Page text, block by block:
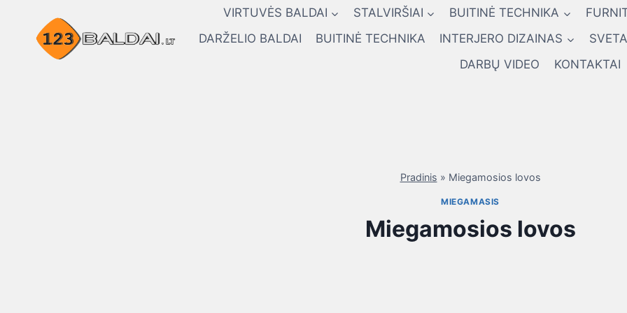
content
VIRTUVĖS BALDAI STALVIRŠIAI BUITINĖ TECHNIKA
DARŽELIO BALDAI
BUITINĖ TECHNIKA INTERJERO DIZAINAS
DARBŲ VIDEO
KONTAKTAI
Pradinis » Miegamosios lovos
MIEGAMASIS
Miegamosios lovos